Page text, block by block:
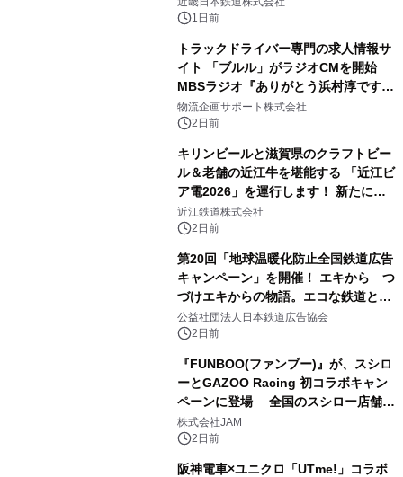
1日前
トラックドライバー専門の求人情報サ
イト 「ブルル」がラジオCMを開始
MBSラジオ『ありがとう浜村淳です』
にて8月1日(土)より
物流企画サポート株式会社
2日前
キリンビールと滋賀県のクラフトビー
ル＆老舗の近江牛を堪能する 「近江ビ
ア電2026」を運行します！ 新たに
「長濱浪漫ビール」が参加！キリン一
番搾り飲み放題が復活！
近江鉄道株式会社
2日前
第20回「地球温暖化防止全国鉄道広告
キャンペーン」を開催！ エキから つ
づけエキからの物語。エコな鉄道とと
もに。
公益社団法人日本鉄道広告協会
2日前
『FUNBOO(ファンブー)』が、スシロ
ーとGAZOO Racing 初コラボキャン
ペーンに登場 全国のスシロー店舗で
GR 4車種の FUNBOO(ミニカー)付き
メニューが展開されます
株式会社JAM
2日前
阪神電車×ユニクロ「UTme!」コラボ